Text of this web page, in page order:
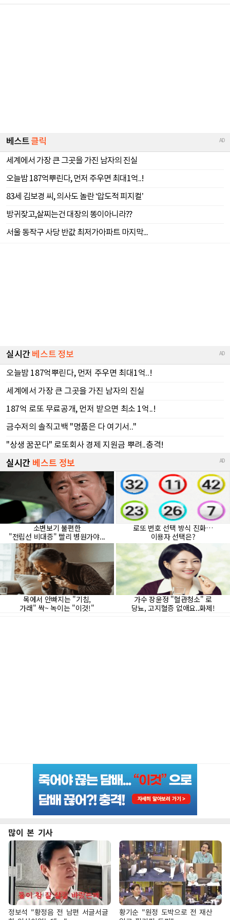
많이 본 기사
정보석 "황정음 전 남편 서글서글
황기순 "원정 도박으로 전 재산